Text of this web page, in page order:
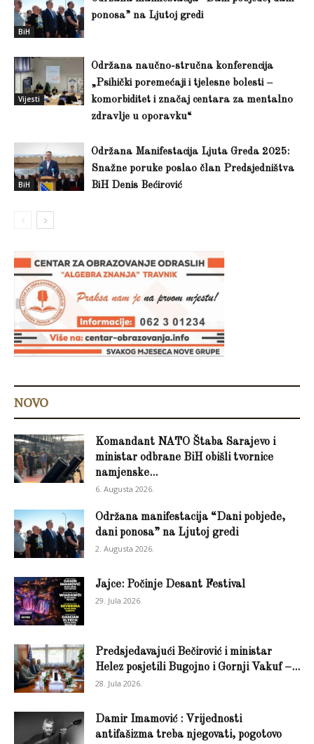
BiH
ponosa” na Ljutoj gredi
Vijesti
Održana naučno-stručna konferencija
„Psihički poremećaji i tjelesne bolesti –
komorbiditet i značaj centara za mentalno
zdravlje u oporavku“
BiH
Održana Manifestacija Ljuta Greda 2025:
Snažne poruke poslao član Predsjedništva
BiH Denis Bećirović
NOVO
Komandant NATO Štaba Sarajevo i
ministar odbrane BiH obišli tvornice
namjenske...
6. Augusta 2026.
Održana manifestacija “Dani pobjede,
dani ponosa” na Ljutoj gredi
2. Augusta 2026.
Jajce: Počinje Desant Festival
29. Jula 2026.
Predsjedavajući Bečirović i ministar
Helez posjetili Bugojno i Gornji Vakuf –...
28. Jula 2026.
Damir Imamović : Vrijednosti
antifašizma treba njegovati, pogotovo